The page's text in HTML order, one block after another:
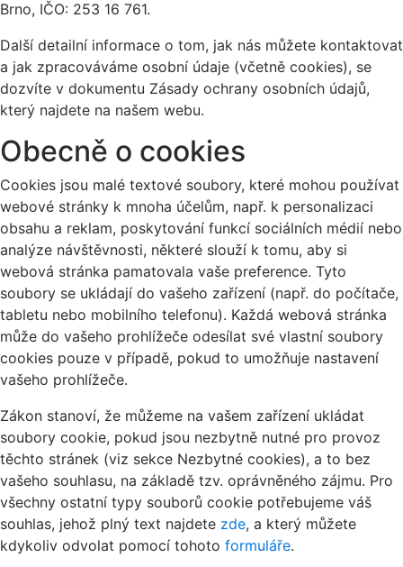
Brno, IČO: 253 16 761.
Další detailní informace o tom, jak nás můžete kontaktovat
a jak zpracováváme osobní údaje (včetně cookies), se
dozvíte v dokumentu Zásady ochrany osobních údajů,
který najdete na našem webu.
Obecně o cookies
Cookies jsou malé textové soubory, které mohou používat
webové stránky k mnoha účelům, např. k personalizaci
obsahu a reklam, poskytování funkcí sociálních médií nebo
analýze návštěvnosti, některé slouží k tomu, aby si
webová stránka pamatovala vaše preference. Tyto
soubory se ukládají do vašeho zařízení (např. do počítače,
tabletu nebo mobilního telefonu). Každá webová stránka
může do vašeho prohlížeče odesílat své vlastní soubory
cookies pouze v případě, pokud to umožňuje nastavení
vašeho prohlížeče.
Zákon stanoví, že můžeme na vašem zařízení ukládat
soubory cookie, pokud jsou nezbytně nutné pro provoz
těchto stránek (viz sekce Nezbytné cookies), a to bez
vašeho souhlasu, na základě tzv. oprávněného zájmu. Pro
všechny ostatní typy souborů cookie potřebujeme váš
souhlas, jehož plný text najdete zde, a který můžete
kdykoliv odvolat pomocí tohoto formuláře.